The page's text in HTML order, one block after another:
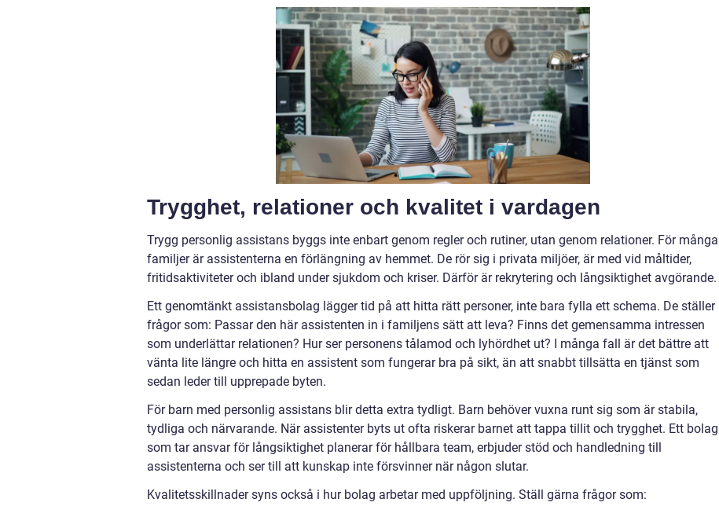
Trygghet, relationer och kvalitet i vardagen
Trygg personlig assistans byggs inte enbart genom regler och rutiner, utan genom relationer. För många
familjer är assistenterna en förlängning av hemmet. De rör sig i privata miljöer, är med vid måltider,
fritidsaktiviteter och ibland under sjukdom och kriser. Därför är rekrytering och långsiktighet avgörande.
Ett genomtänkt assistansbolag lägger tid på att hitta rätt personer, inte bara fylla ett schema. De ställer
frågor som: Passar den här assistenten in i familjens sätt att leva? Finns det gemensamma intressen
som underlättar relationen? Hur ser personens tålamod och lyhördhet ut? I många fall är det bättre att
vänta lite längre och hitta en assistent som fungerar bra på sikt, än att snabbt tillsätta en tjänst som
sedan leder till upprepade byten.
För barn med personlig assistans blir detta extra tydligt. Barn behöver vuxna runt sig som är stabila,
tydliga och närvarande. När assistenter byts ut ofta riskerar barnet att tappa tillit och trygghet. Ett bolag
som tar ansvar för långsiktighet planerar för hållbara team, erbjuder stöd och handledning till
assistenterna och ser till att kunskap inte försvinner när någon slutar.
Kvalitetsskillnader syns också i hur bolag arbetar med uppföljning. Ställ gärna frågor som: